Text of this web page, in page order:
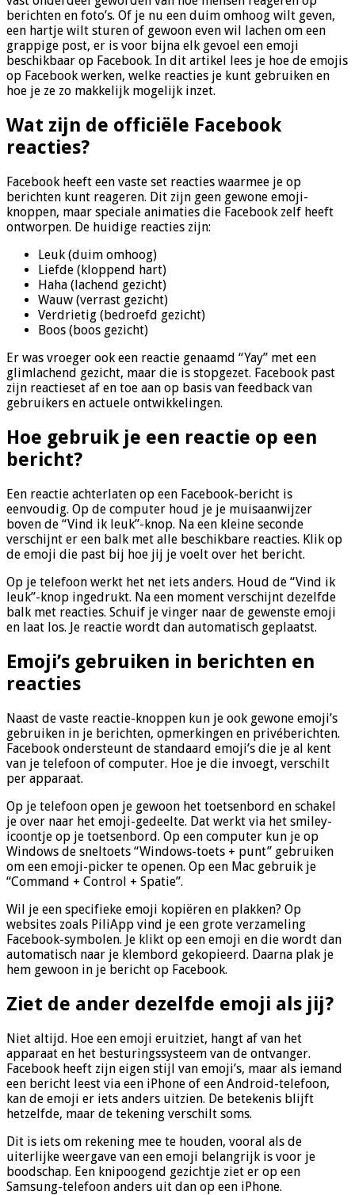
berichten en foto’s. Of je nu een duim omhoog wilt geven,
een hartje wilt sturen of gewoon even wil lachen om een
grappige post, er is voor bijna elk gevoel een emoji
beschikbaar op Facebook. In dit artikel lees je hoe de emojis
op Facebook werken, welke reacties je kunt gebruiken en
hoe je ze zo makkelijk mogelijk inzet.
Wat zijn de officiële Facebook
reacties?
Facebook heeft een vaste set reacties waarmee je op
berichten kunt reageren. Dit zijn geen gewone emoji-
knoppen, maar speciale animaties die Facebook zelf heeft
ontworpen. De huidige reacties zijn:
Leuk (duim omhoog)
Liefde (kloppend hart)
Haha (lachend gezicht)
Wauw (verrast gezicht)
Verdrietig (bedroefd gezicht)
Boos (boos gezicht)
Er was vroeger ook een reactie genaamd “Yay” met een
glimlachend gezicht, maar die is stopgezet. Facebook past
zijn reactieset af en toe aan op basis van feedback van
gebruikers en actuele ontwikkelingen.
Hoe gebruik je een reactie op een
bericht?
Een reactie achterlaten op een Facebook-bericht is
eenvoudig. Op de computer houd je je muisaanwijzer
boven de “Vind ik leuk”-knop. Na een kleine seconde
verschijnt er een balk met alle beschikbare reacties. Klik op
de emoji die past bij hoe jij je voelt over het bericht.
Op je telefoon werkt het net iets anders. Houd de “Vind ik
leuk”-knop ingedrukt. Na een moment verschijnt dezelfde
balk met reacties. Schuif je vinger naar de gewenste emoji
en laat los. Je reactie wordt dan automatisch geplaatst.
Emoji’s gebruiken in berichten en
reacties
Naast de vaste reactie-knoppen kun je ook gewone emoji’s
gebruiken in je berichten, opmerkingen en privéberichten.
Facebook ondersteunt de standaard emoji’s die je al kent
van je telefoon of computer. Hoe je die invoegt, verschilt
per apparaat.
Op je telefoon open je gewoon het toetsenbord en schakel
je over naar het emoji-gedeelte. Dat werkt via het smiley-
icoontje op je toetsenbord. Op een computer kun je op
Windows de sneltoets “Windows-toets + punt” gebruiken
om een emoji-picker te openen. Op een Mac gebruik je
“Command + Control + Spatie”.
Wil je een specifieke emoji kopiëren en plakken? Op
websites zoals PiliApp vind je een grote verzameling
Facebook-symbolen. Je klikt op een emoji en die wordt dan
automatisch naar je klembord gekopieerd. Daarna plak je
hem gewoon in je bericht op Facebook.
Ziet de ander dezelfde emoji als jij?
Niet altijd. Hoe een emoji eruitziet, hangt af van het
apparaat en het besturingssysteem van de ontvanger.
Facebook heeft zijn eigen stijl van emoji’s, maar als iemand
een bericht leest via een iPhone of een Android-telefoon,
kan de emoji er iets anders uitzien. De betekenis blijft
hetzelfde, maar de tekening verschilt soms.
Dit is iets om rekening mee te houden, vooral als de
uiterlijke weergave van een emoji belangrijk is voor je
boodschap. Een knipoogend gezichtje ziet er op een
Samsung-telefoon anders uit dan op een iPhone.